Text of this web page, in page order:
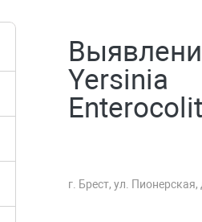
Yersinia
г. Брест, ул. Пионерская,